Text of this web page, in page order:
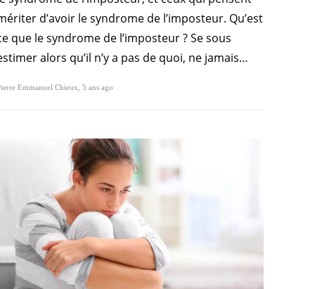
d’avoir le syndrome de l’imposteur. Qu’est
que le syndrome de l’imposteur ? Se sous
alors qu’il n’y a pas de quoi, ne jamais…
Emmanuel Chieux 5 ans ago